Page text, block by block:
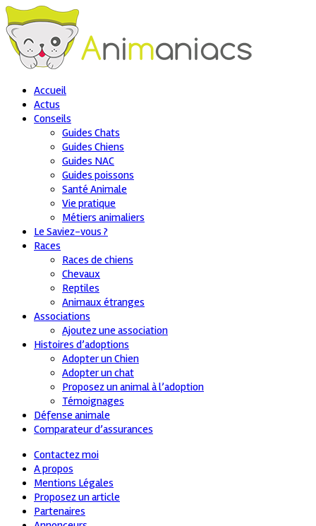
Accueil
Actus
Conseils
Guides Chats
Guides Chiens
Guides NAC
Guides poissons
Santé Animale
Vie pratique
Métiers animaliers
Le Saviez-vous ?
Races
Races de chiens
Chevaux
Reptiles
Animaux étranges
Associations
Ajoutez une association
Histoires d’adoptions
Adopter un Chien
Adopter un chat
Proposez un animal à l’adoption
Témoignages
Défense animale
Comparateur d’assurances
Contactez moi
A propos
Mentions Légales
Proposez un article
Partenaires